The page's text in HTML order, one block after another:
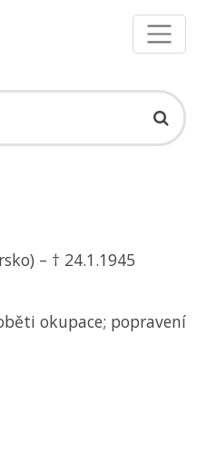
– † 24.1.1945
okupace; popravení